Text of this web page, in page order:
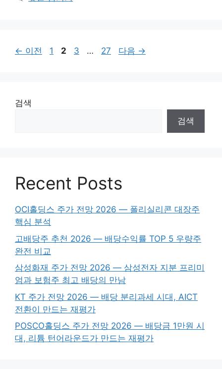
← 이전
페
1
페
2
페
3 …
페
27 다음 →
검색
검색
Recent Posts
OCI홀딩스 주가 전망 2026 — 폴리실리콘 대장주
핵심 분석
고배당주 추천 2026 — 배당수익률 TOP 5 우량주
완전 비교
삼성화재 주가 전망 2026 — 삼성전자 지분 프리미
엄과 보험주 최고 배당의 만남
KT 주가 전망 2026 — 배당 분리과세 시대, AICT
전환이 만드는 재평가
POSCO홀딩스 주가 전망 2026 — 배당금 1만원 시
대, 리튬 턴어라운드가 만드는 재평가